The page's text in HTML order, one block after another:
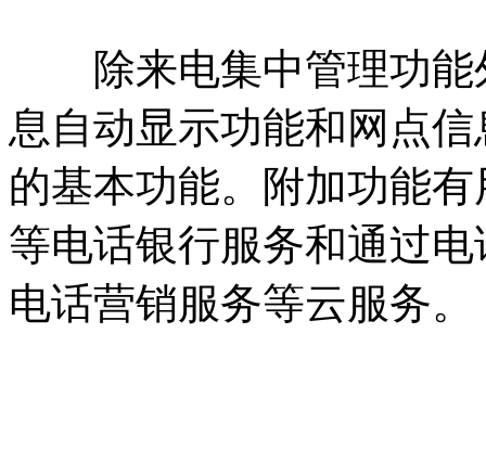
除来电集中管理功能
息自动显示功能和网点
的基本功能。附加功能
等电话银行服务和通过
电话营销服务等云服务。